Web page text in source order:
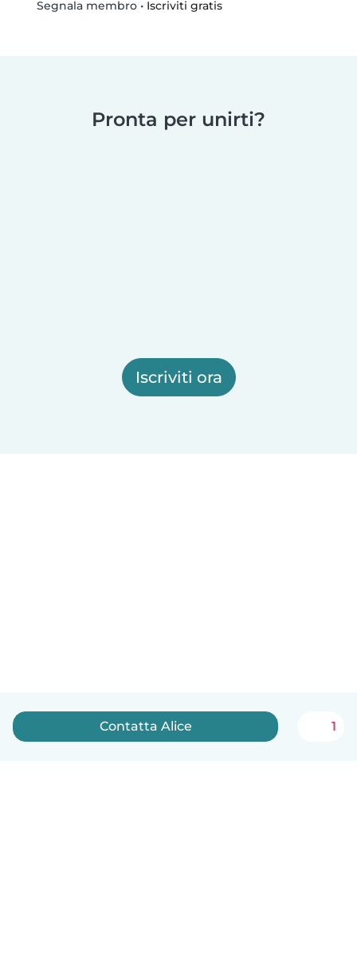
Segnala membro• Iscriviti gratis
Pronta per unirti?
Iscriviti ora
Contatta Alice 1